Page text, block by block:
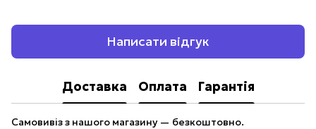
Написати відгук
Доставка Оплата Гарантія
Самовивіз з нашого магазину — безкоштовно.